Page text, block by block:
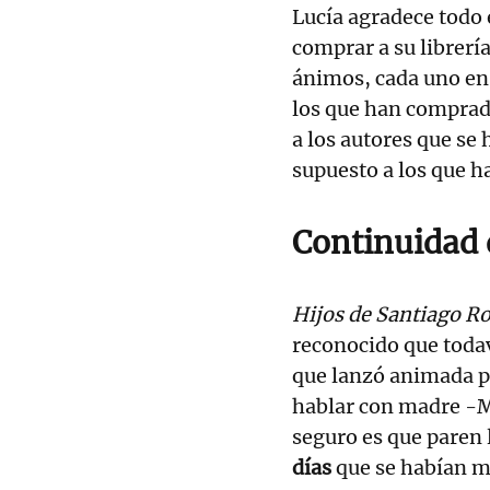
Lucía agradece
comprar a su
ánimos, cada uno
los que han
a los autores que se
supuesto a los que
Continuidad
Hijos de Santiago
reconocido que
que lanzó animada
hablar con madre -
seguro es que
díasque se habían